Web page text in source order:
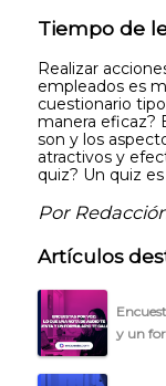
Tiempo de
Realizar
empleados es
cuestionario
manera eficaz?
son y los
atractivos y
quiz? Un quiz
Por
Artículos
y un